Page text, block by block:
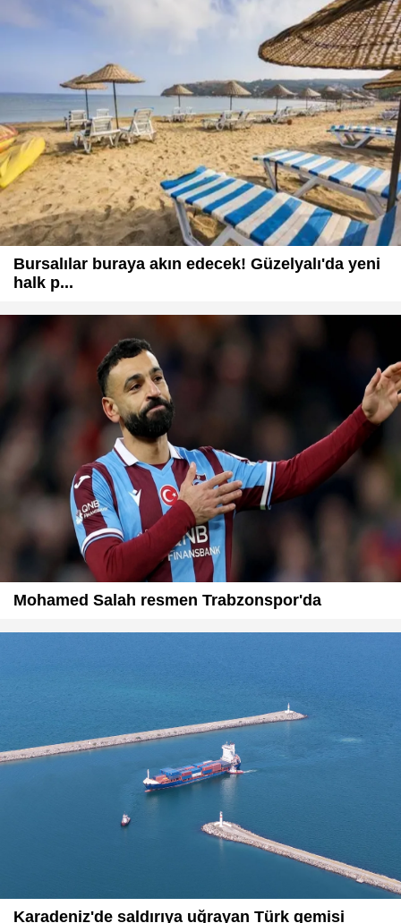
Bursalılar buraya akın edecek! Güzelyalı'da yeni
halk p...
Mohamed Salah resmen Trabzonspor'da
Karadeniz'de saldırıya uğrayan Türk gemisi